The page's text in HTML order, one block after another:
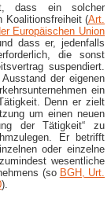
dass ein solcher
Koalitionsfreiheit (Art.
Europäischen Union
dass er, jedenfalls
die sonst
suspendiert.
der eigenen
ein
Denn er zielt
um einen neuen
der Tätigkeit“ zu
Er betrifft
oder einzelne
wesentliche
(so BGH, Urt.
).